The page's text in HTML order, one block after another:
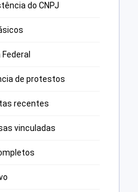
do CNPJ
de protestos
recentes
vinculadas